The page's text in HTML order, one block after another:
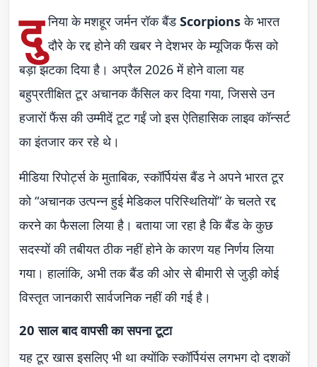
दु निया के मशहूर जर्मन रॉक बैंडScorpionsके भारत
दौरे के रद्द होने की खबर ने देशभर के म्यूजिक फैंस को
बड़ा झटका दिया है। अप्रैल 2026 में होने वाला यह
बहुप्रतीक्षित टूर अचानक कैंसिल कर दिया गया, जिससे उन
हजारों फैंस की उम्मीदें टूट गईं जो इस ऐतिहासिक लाइव कॉन्सर्ट
का इंतजार कर रहे थे।
मीडिया रिपोर्ट्स के मुताबिक, स्कॉर्पियंस बैंड ने अपने भारत टूर
को “अचानक उत्पन्न हुई मेडिकल परिस्थितियों” के चलते रद्द
करने का फैसला लिया है। बताया जा रहा है कि बैंड के कुछ
सदस्यों की तबीयत ठीक नहीं होने के कारण यह निर्णय लिया
गया। हालांकि, अभी तक बैंड की ओर से बीमारी से जुड़ी कोई
विस्तृत जानकारी सार्वजनिक नहीं की गई है।
20 साल बाद वापसी का सपना टूटा
यह टूर खास इसलिए भी था क्योंकि स्कॉर्पियंस लगभग दो दशकों